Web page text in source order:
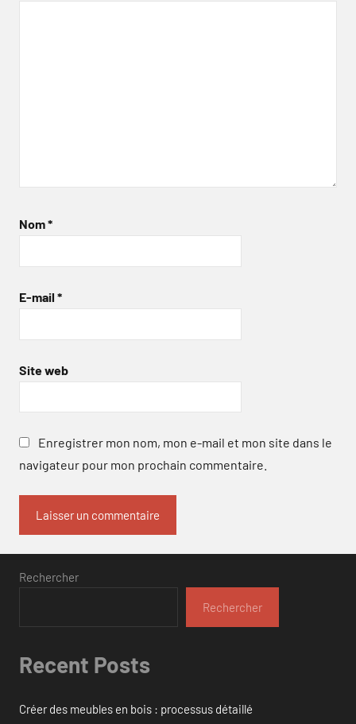
Nom*
E-mail *
Site web
Enregistrer mon nom, mon e-mail et mon site dans le
navigateur pour mon prochain commentaire.
Rechercher
Rechercher
Recent Posts
Créer des meubles en bois : processus détaillé